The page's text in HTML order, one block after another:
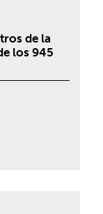
de la
los 945